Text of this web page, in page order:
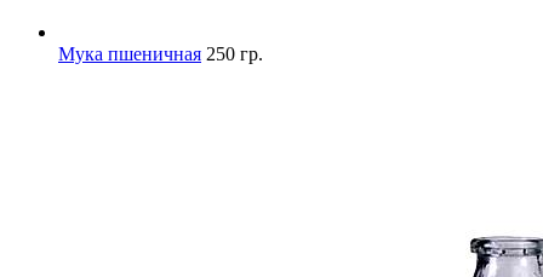
Мука пшеничная 250 гр.